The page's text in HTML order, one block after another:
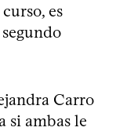
es
Carro
si ambas le